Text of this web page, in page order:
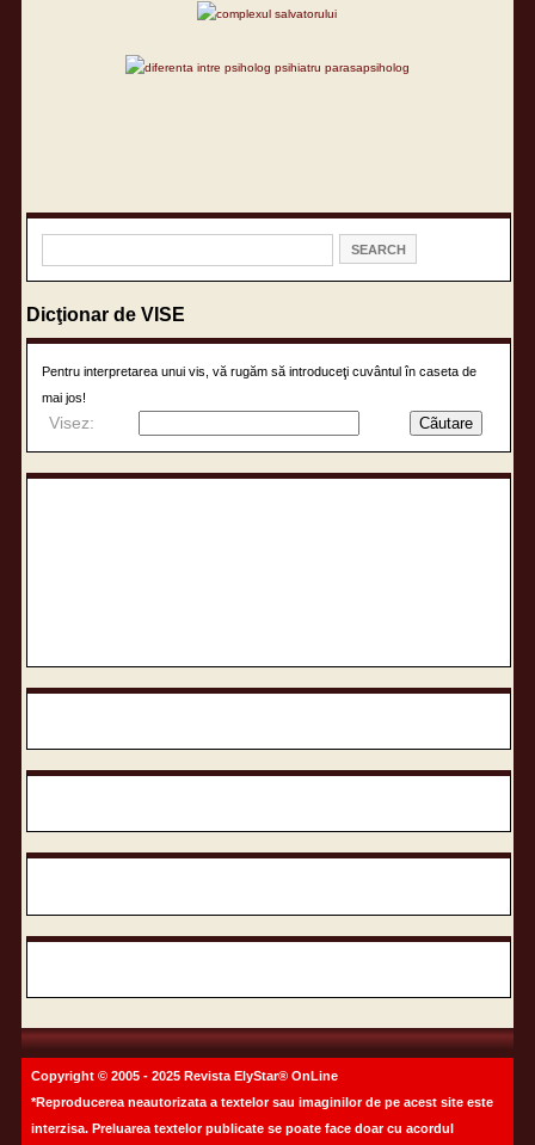
Dicţionar de VISE
Pentru interpretarea unui vis, vă rugăm să introduceţi cuvântul în caseta de
mai jos!
Visez:
Copyright © 2005 - 2025 Revista ElyStar® OnLine
*Reproducerea neautorizata a textelor sau imaginilor de pe acest site este
interzisa. Preluarea textelor publicate se poate face doar cu acordul